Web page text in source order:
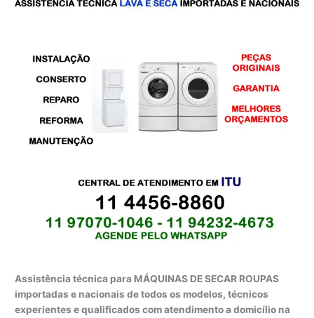
Assistência técnica para MÁQUINAS DE SECAR ROUPAS
importadas e nacionais de todos os modelos, técnicos
experientes e qualificados com atendimento a domicílio na